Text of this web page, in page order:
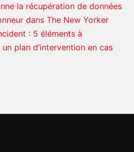
la récupération de données
dans The New Yorker
: 5 éléments à
plan d’intervention en cas